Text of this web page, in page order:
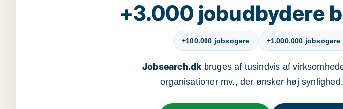
+3.000 jobudbydere
+100.000 jobsøgere +1.000.000
Jobsearch.dkbruges af tusindvis af
organisationer mv., der ønsker høj